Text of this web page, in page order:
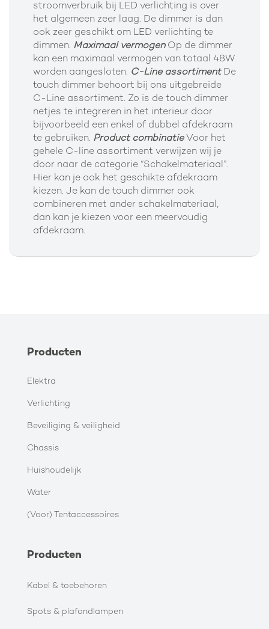
stroomverbruik bij LED verlichting is over
het algemeen zeer laag. De dimmer is dan
ook zeer geschikt om LED verlichting te
dimmen. Maximaal vermogen Op de dimmer
kan een maximaal vermogen van totaal 48W
worden aangesloten. C-Line assortiment De
touch dimmer behoort bij ons uitgebreide
C-Line assortiment. Zo is de touch dimmer
netjes te integreren in het interieur door
bijvoorbeeld een enkel of dubbel afdekraam
te gebruiken. Product combinatie Voor het
gehele C-line assortiment verwijzen wij je
door naar de categorie “Schakelmateriaal”.
Hier kan je ook het geschikte afdekraam
kiezen. Je kan de touch dimmer ook
combineren met ander schakelmateriaal,
dan kan je kiezen voor een meervoudig
afdekraam.
Producten
Elektra
Verlichting
Beveiliging & veiligheid
Chassis
Huishoudelijk
Water
(Voor) Tentaccessoires
Producten
Kabel & toebehoren
Spots & plafondlampen